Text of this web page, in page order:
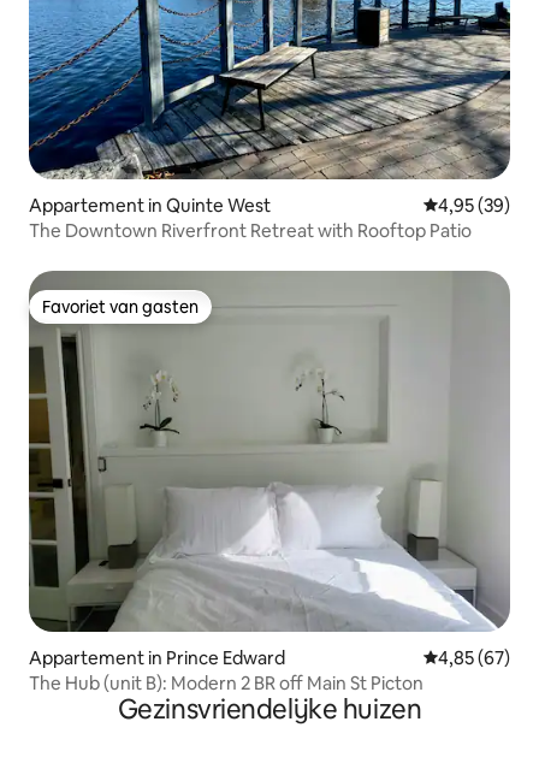
Appartement in Quinte West Gemiddelde
4,95 (39)
The Downtown Riverfront Retreat with Rooftop Patio
Favoriet van gasten
Favoriet van gasten
Appartement in Prince Edward Gemiddelde
4,85 (67)
The Hub (unit B): Modern 2 BR off Main St Picton
Gezinsvriendelijke huizen